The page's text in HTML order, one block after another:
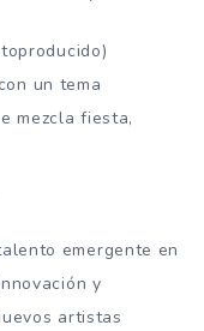
un tema
mezcla fiesta,
emergente en
y
artistas